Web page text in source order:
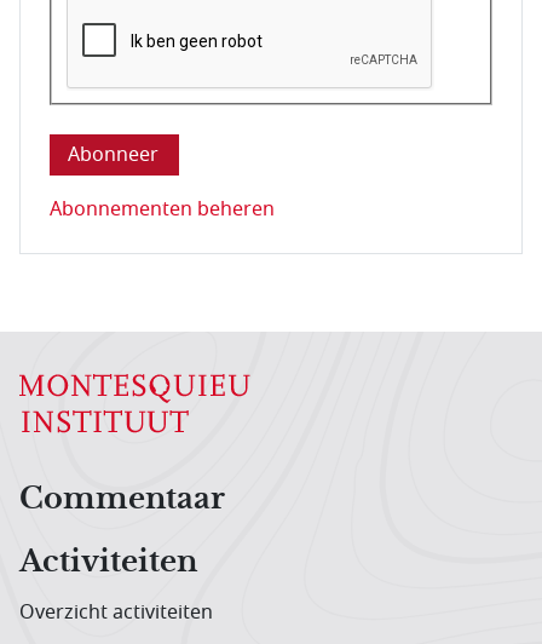
Deze vraag is om te controleren dat u een mens
Abonnementen beheren
Hoofdnavigatiemenu
Commentaar
Activiteiten
Overzicht activiteiten